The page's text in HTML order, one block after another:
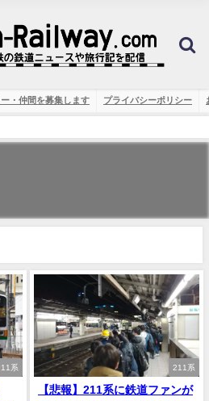
・仲間を募集します プライバシーポリシー
系 211系
【悲報】211系に鉄道ファンが